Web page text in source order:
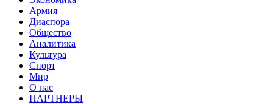
Армия
Диаспора
Общество
Аналитика
Культура
Спорт
Мир
О нас
ПАРТНЕРЫ